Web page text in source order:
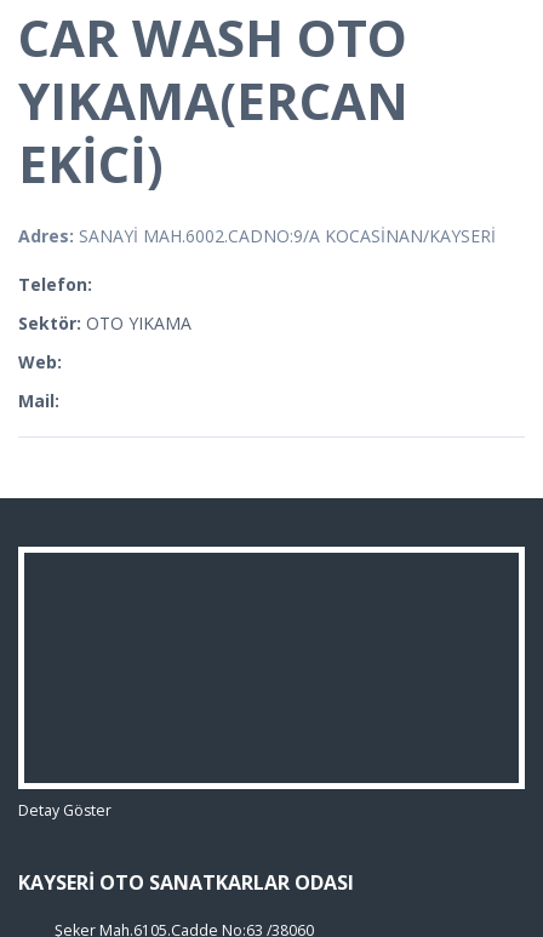
CAR WASH OTO
YIKAMA(ERCAN
EKİCİ)
Adres: SANAYİ MAH.6002.CADNO:9/A KOCASİNAN/KAYSERİ
Telefon:
Sektör: OTO YIKAMA
Web:
Mail:
Detay Göster
KAYSERI OTO SANATKARLAR ODASI
Şeker Mah.6105.Cadde No:63 /38060